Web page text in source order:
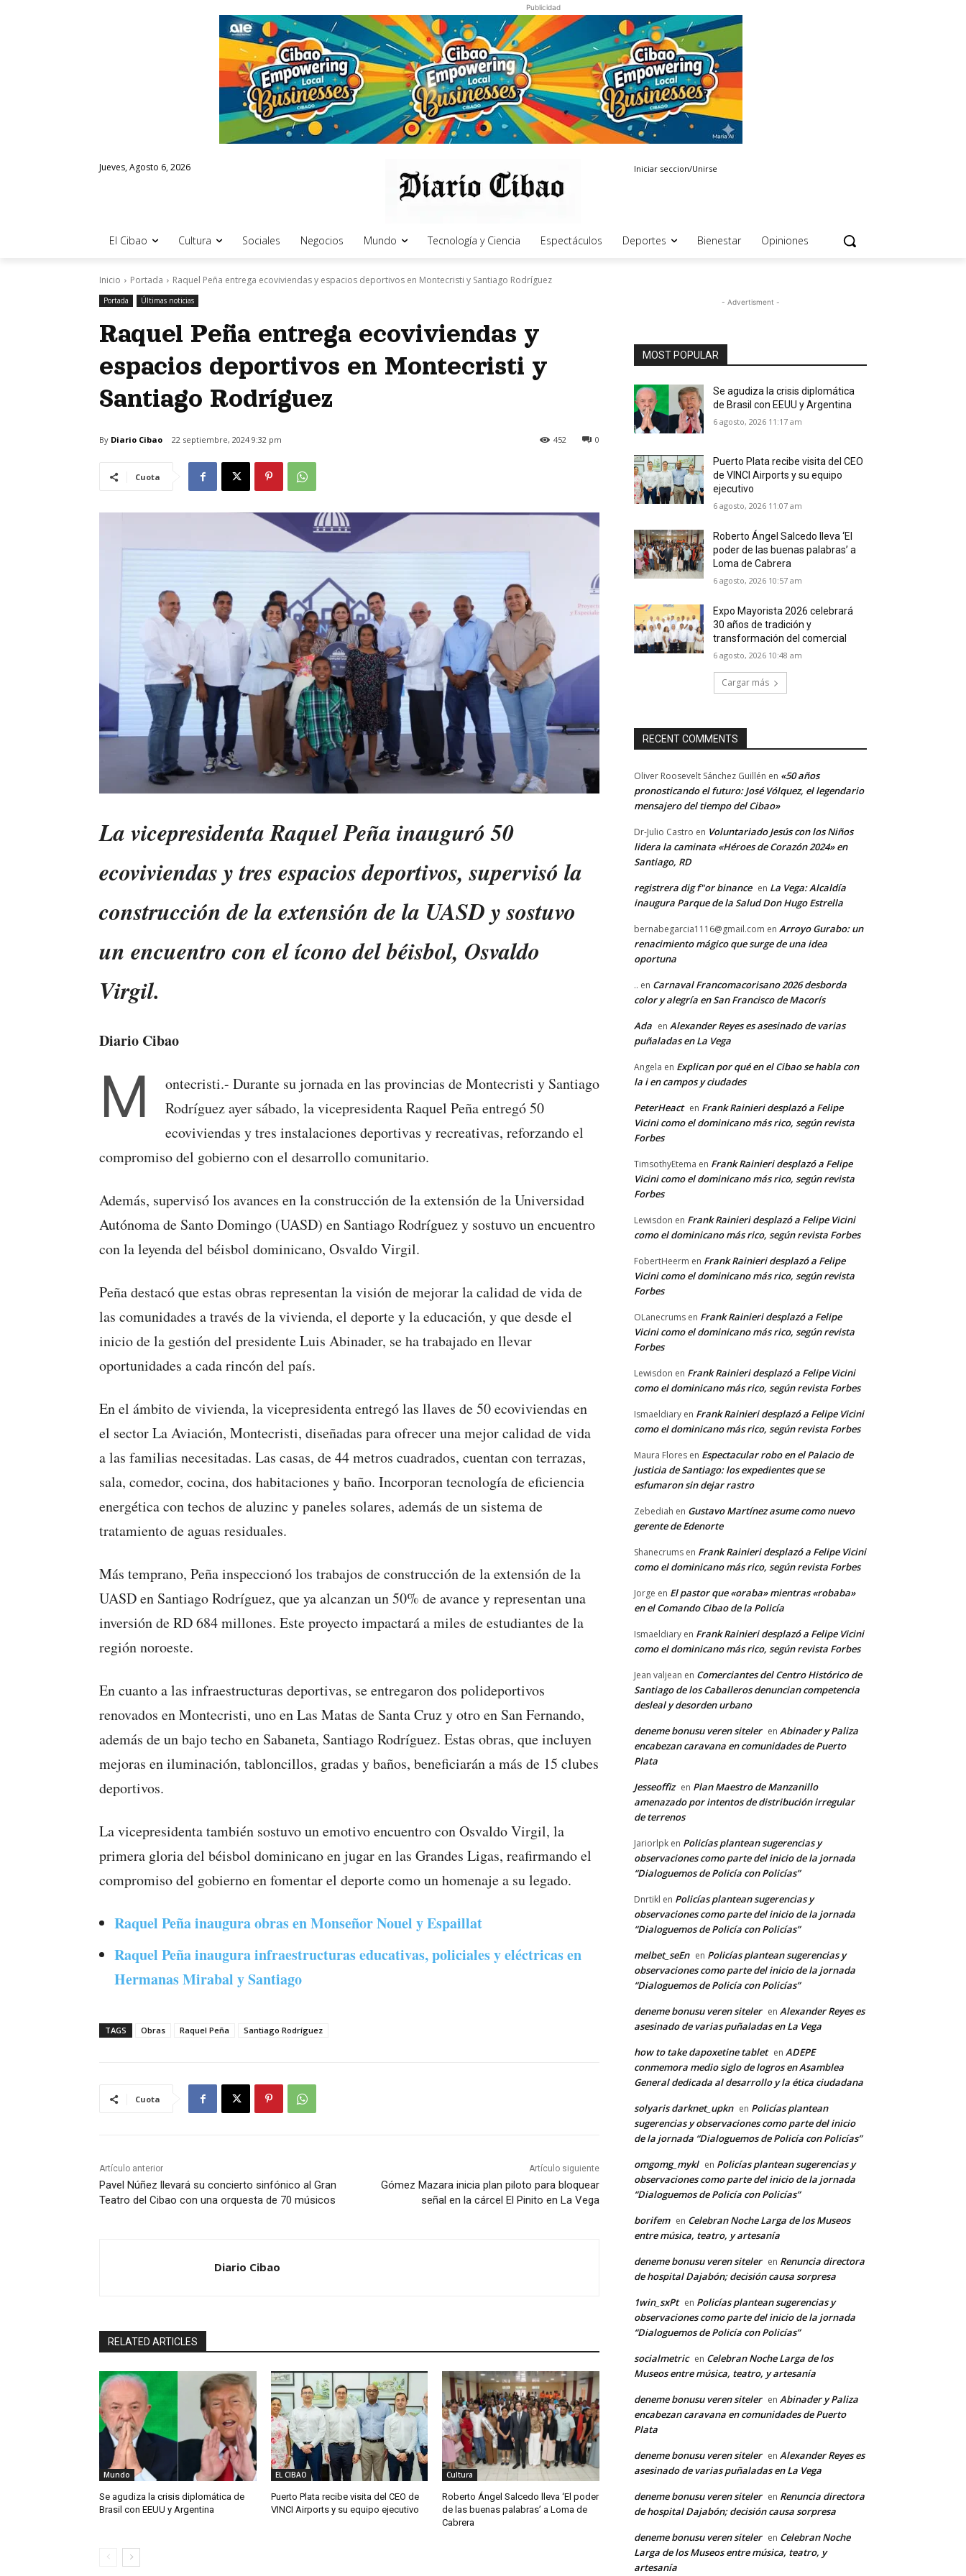
Publicidad
Jueves, Agosto 6, 2026 Iniciar seccion/Unirse
El Cibao Cultura Sociales Negocios Mundo Tecnología y Ciencia Espectáculos Deportes Bienestar Opiniones
Inicio Portada Raquel Peña entrega ecoviviendas y espacios deportivos en Montecristi y Santiago Rodríguez
Portada Últimas noticias
Raquel Peña entrega ecoviviendas y
espacios deportivos en Montecristi y
Santiago Rodríguez
By Diario Cibao 22 septiembre, 2024 9:32 pm 0
452
Cuota
La vicepresidenta Raquel Peña inauguró 50
ecoviviendas y tres espacios deportivos, supervisó la
construcción de la extensión de la UASD y sostuvo
un encuentro con el ícono del béisbol, Osvaldo
Virgil.
Diario Cibao
M
ontecristi.- Durante su jornada en las provincias de Montecristi y Santiago
Rodríguez ayer sábado, la vicepresidenta Raquel Peña entregó 50
ecoviviendas y tres instalaciones deportivas y recreativas, reforzando el
compromiso del gobierno con el desarrollo comunitario.
Además, supervisó los avances en la construcción de la extensión de la Universidad
Autónoma de Santo Domingo (UASD) en Santiago Rodríguez y sostuvo un encuentro
con la leyenda del béisbol dominicano, Osvaldo Virgil.
Peña destacó que estas obras representan la visión de mejorar la calidad de vida de
las comunidades a través de la vivienda, el deporte y la educación, y que desde el
inicio de la gestión del presidente Luis Abinader, se ha trabajado en llevar
oportunidades a cada rincón del país.
En el ámbito de vivienda, la vicepresidenta entregó las llaves de 50 ecoviviendas en
el sector La Aviación, Montecristi, diseñadas para ofrecer una mejor calidad de vida
a las familias necesitadas. Las casas, de 44 metros cuadrados, cuentan con terrazas,
sala, comedor, cocina, dos habitaciones y baño. Incorporan tecnología de eficiencia
energética con techos de aluzinc y paneles solares, además de un sistema de
tratamiento de aguas residuales.
Más temprano, Peña inspeccionó los trabajos de construcción de la extensión de la
UASD en Santiago Rodríguez, que ya alcanzan un 50% de avance y representan una
inversión de RD 684 millones. Este proyecto impactará a miles de estudiantes de la
región noroeste.
En cuanto a las infraestructuras deportivas, se entregaron dos polideportivos
renovados en Montecristi, uno en Las Matas de Santa Cruz y otro en San Fernando,
además de un bajo techo en Sabaneta, Santiago Rodríguez. Estas obras, que incluyen
mejoras en iluminación, tabloncillos, gradas y baños, beneficiarán a más de 15 clubes
deportivos.
La vicepresidenta también sostuvo un emotivo encuentro con Osvaldo Virgil, la
primera gloria del béisbol dominicano en jugar en las Grandes Ligas, reafirmando el
compromiso del gobierno en fomentar el deporte como un homenaje a su legado.
Raquel Peña inaugura obras en Monseñor Nouel y Espaillat
Raquel Peña inaugura infraestructuras educativas, policiales y eléctricas en
Hermanas Mirabal y Santiago
TAGS Obras Raquel Peña Santiago Rodríguez
Cuota
Artículo anterior
Pavel Núñez llevará su concierto sinfónico al Gran
Teatro del Cibao con una orquesta de 70 músicos
Artículo siguiente
Gómez Mazara inicia plan piloto para bloquear
señal en la cárcel El Pinito en La Vega
Diario Cibao
RELATED ARTICLES
Mundo
Se agudiza la crisis diplomática de
Brasil con EEUU y Argentina
EL CIBAO
Puerto Plata recibe visita del CEO de
VINCI Airports y su equipo ejecutivo
Cultura
Roberto Ángel Salcedo lleva ‘El poder
de las buenas palabras’ a Loma de
Cabrera
- Advertisment -
MOST POPULAR
Se agudiza la crisis diplomática
de Brasil con EEUU y Argentina
6 agosto, 2026 11:17 am
Puerto Plata recibe visita del CEO
de VINCI Airports y su equipo
ejecutivo
6 agosto, 2026 11:07 am
Roberto Ángel Salcedo lleva ‘El
poder de las buenas palabras’ a
Loma de Cabrera
6 agosto, 2026 10:57 am
Expo Mayorista 2026 celebrará
30 años de tradición y
transformación del comercial
6 agosto, 2026 10:48 am
Cargar más
RECENT COMMENTS
Oliver Roosevelt Sánchez Guillén en «50 años
pronosticando el futuro: José Vólquez, el legendario
mensajero del tiempo del Cibao»
Dr-Julio Castro en Voluntariado Jesús con los Niños
lidera la caminata «Héroes de Corazón 2024» en
Santiago, RD
registrera dig f"or binance en La Vega: Alcaldía
inaugura Parque de la Salud Don Hugo Estrella
bernabegarcia1116@gmail.com en Arroyo Gurabo: un
renacimiento mágico que surge de una idea
oportuna
.. en Carnaval Francomacorisano 2026 desborda
color y alegría en San Francisco de Macorís
Ada en Alexander Reyes es asesinado de varias
puñaladas en La Vega
Angela en Explican por qué en el Cibao se habla con
la i en campos y ciudades
PeterHeact en Frank Rainieri desplazó a Felipe
Vicini como el dominicano más rico, según revista
Forbes
TimsothyEtema en Frank Rainieri desplazó a Felipe
Vicini como el dominicano más rico, según revista
Forbes
Lewisdon en Frank Rainieri desplazó a Felipe Vicini
como el dominicano más rico, según revista Forbes
FobertHeerm en Frank Rainieri desplazó a Felipe
Vicini como el dominicano más rico, según revista
Forbes
OLanecrums en Frank Rainieri desplazó a Felipe
Vicini como el dominicano más rico, según revista
Forbes
Lewisdon en Frank Rainieri desplazó a Felipe Vicini
como el dominicano más rico, según revista Forbes
Ismaeldiary en Frank Rainieri desplazó a Felipe Vicini
como el dominicano más rico, según revista Forbes
Maura Flores en Espectacular robo en el Palacio de
justicia de Santiago: los expedientes que se
esfumaron sin dejar rastro
Zebediah en Gustavo Martínez asume como nuevo
gerente de Edenorte
Shanecrums en Frank Rainieri desplazó a Felipe Vicini
como el dominicano más rico, según revista Forbes
Jorge en El pastor que «oraba» mientras «robaba»
en el Comando Cibao de la Policía
Ismaeldiary en Frank Rainieri desplazó a Felipe Vicini
como el dominicano más rico, según revista Forbes
Jean valjean en Comerciantes del Centro Histórico de
Santiago de los Caballeros denuncian competencia
desleal y desorden urbano
deneme bonusu veren siteler en Abinader y Paliza
encabezan caravana en comunidades de Puerto
Plata
Jesseoffiz en Plan Maestro de Manzanillo
amenazado por intentos de distribución irregular
de terrenos
Jariorlpk en Policías plantean sugerencias y
observaciones como parte del inicio de la jornada
“Dialoguemos de Policía con Policías”
Dnrtikl en Policías plantean sugerencias y
observaciones como parte del inicio de la jornada
“Dialoguemos de Policía con Policías”
melbet_seEn en Policías plantean sugerencias y
observaciones como parte del inicio de la jornada
“Dialoguemos de Policía con Policías”
deneme bonusu veren siteler en Alexander Reyes es
asesinado de varias puñaladas en La Vega
how to take dapoxetine tablet en ADEPE
conmemora medio siglo de logros en Asamblea
General dedicada al desarrollo y la ética ciudadana
solyaris darknet_upkn en Policías plantean
sugerencias y observaciones como parte del inicio
de la jornada “Dialoguemos de Policía con Policías”
omgomg_mykl en Policías plantean sugerencias y
observaciones como parte del inicio de la jornada
“Dialoguemos de Policía con Policías”
borifem en Celebran Noche Larga de los Museos
entre música, teatro, y artesanía
deneme bonusu veren siteler en Renuncia directora
de hospital Dajabón; decisión causa sorpresa
1win_sxPt en Policías plantean sugerencias y
observaciones como parte del inicio de la jornada
“Dialoguemos de Policía con Policías”
socialmetric en Celebran Noche Larga de los
Museos entre música, teatro, y artesanía
deneme bonusu veren siteler en Abinader y Paliza
encabezan caravana en comunidades de Puerto
Plata
deneme bonusu veren siteler en Alexander Reyes es
asesinado de varias puñaladas en La Vega
deneme bonusu veren siteler en Renuncia directora
de hospital Dajabón; decisión causa sorpresa
deneme bonusu veren siteler en Celebran Noche
Larga de los Museos entre música, teatro, y
artesanía